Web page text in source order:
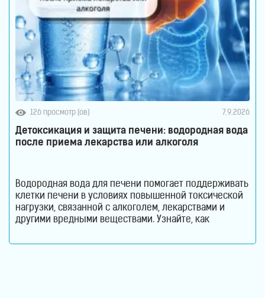
126 просмотр (ов) 7.9.2026
Детоксикация и защита печени: водородная вода
после приема лекарства или алкоголя
Водородная вода для печени помогает поддерживать
клетки печени в условиях повышенной токсической
нагрузки, связанной с алкоголем, лекарствами и
другими вредными веществами. Узнайте, как
оксидативного стресса и защите гепатоцитов. Печень